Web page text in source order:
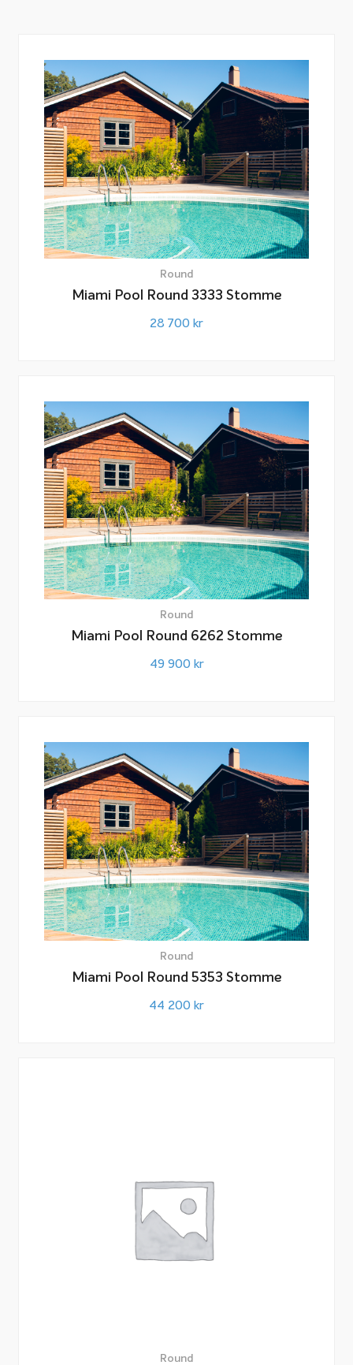
Round
Miami Pool Round 3333 Stomme
28 700 kr
Round
Miami Pool Round 6262 Stomme
49 900 kr
Round
Miami Pool Round 5353 Stomme
44 200 kr
Round